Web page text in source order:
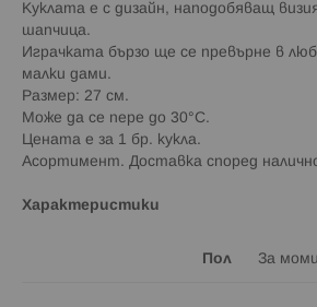
Куклата е с дизайн, наподобяващ
шапчица.
Играчката бързо ще се превърне в
малки дами.
Размер: 27 см.
Може да се пере до 30°С.
Цената е за 1 бр. кукла.
Асортимент. Доставка според
Характеристики
Пол За